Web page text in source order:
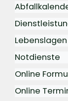
Lebenslagen
Notdienste
Online
Online